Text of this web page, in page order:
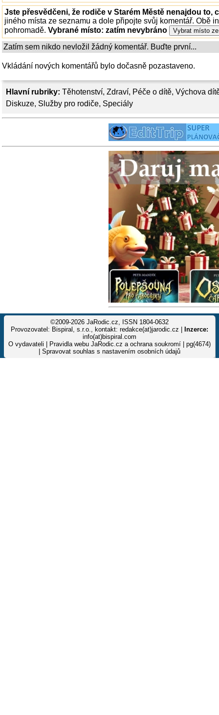
Hlavní rubriky: Těhotenství, Zdraví, Péče o dítě, Výchova
Diskuze, Služby pro rodiče, Speciály
Jste přesvědčeni, že rodiče v Starém Městě nenajdou to,
jiného místa ze seznamu a dole připojte svůj komentář. Obě
pohromadě. Vybrané místo: zatím nevybráno
Zatím sem nikdo nevložil žádný komentář. Buďte první...
Vkládání nových komentářů bylo dočasně pozastaveno.
©2009-2026 JaRodic.cz, ISSN 1804-0632
Provozovatel: Bispiral, s.r.o., kontakt: redakce(at)jarodic.cz |
Inzerce:
info(at)bispiral.com
O vydavateli
Pravidla webu JaRodic.cz a ochrana soukromí | pg(4674)
Spravovat souhlas s nastavením osobních údajů